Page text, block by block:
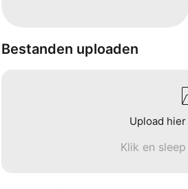
Bestanden uploaden
Upload
Klik en